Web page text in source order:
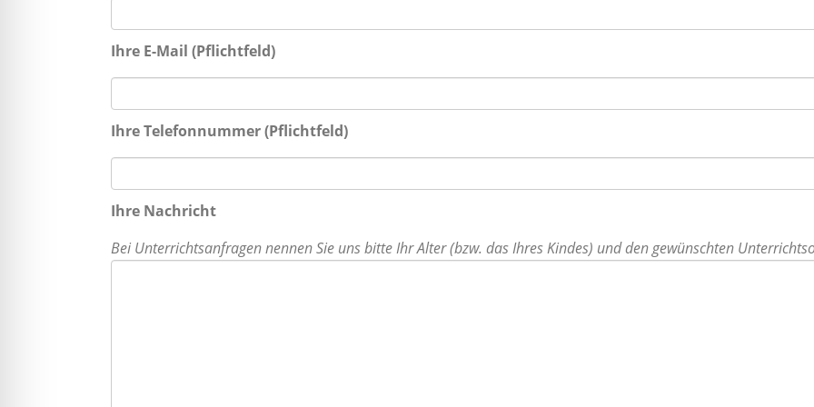
Ihre E-Mail (Pflichtfeld)
Ihre Telefonnummer (Pflichtfeld)
Ihre Nachricht
Bei Unterrichtsanfragen nennen Sie uns bitte Ihr Alter (bzw. das Ihres Kindes) und den gewünschten